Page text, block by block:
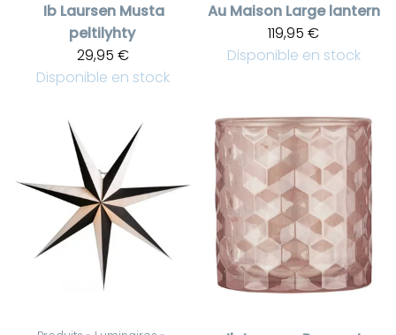
Ib Laursen Musta
peltilyhty
29,95 €
Disponible en stock
Au Maison Large lantern
119,95 €
Disponible en stock